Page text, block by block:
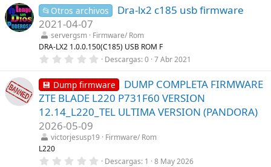
a
(
s
0
e
t
r
e
l
a
(
s
)
📂Otros archivos
Dra-lx2 c185 usb firmware
2021-04-07
servergsm Firmware/ Rom
DRA-LX2 1.0.0.150(C185) USB ROM F
0
0
0
e
s
t
r
l
l
Descargas 0 7 Abr 2021
💾 Dump firmware
DUMP COMPLETA FIRMWARE
ZTE BLADE L220 P731F60 VERSION
12.14_L220_TEL ULTIMA VERSION (PANDORA)
2026-05-09
victorjesusp19
Firmware/ Rom
L220
0 Descargas 1 8 May 2026